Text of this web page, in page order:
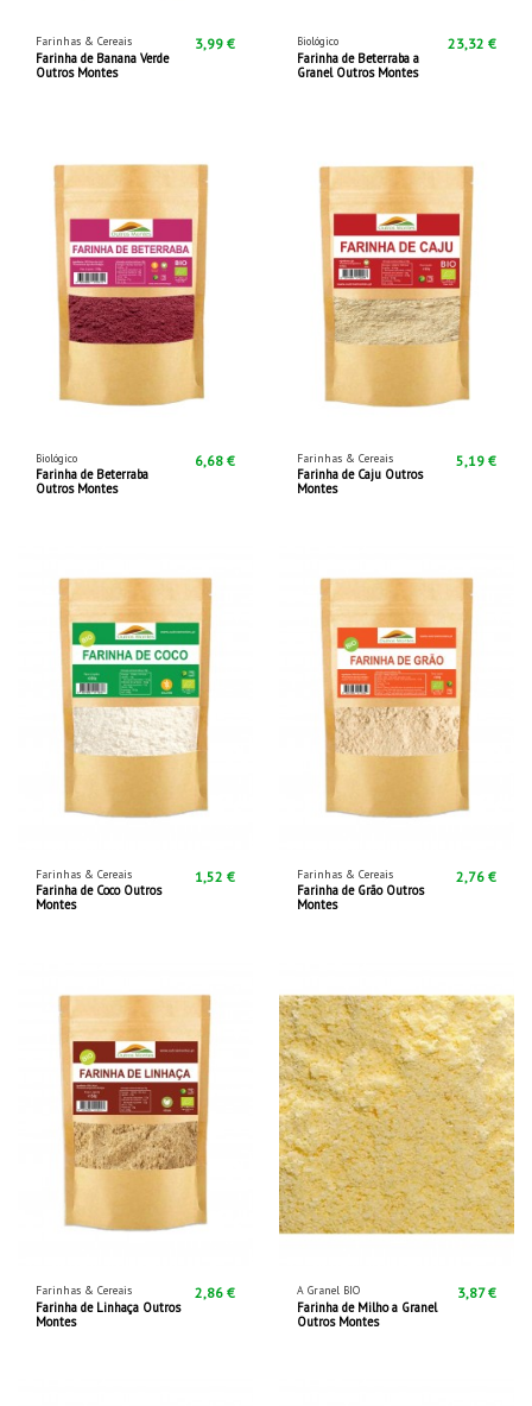
Farinhas & Cereais
Farinha de Banana Verde
Outros Montes
3,99 € Biológico
Farinha de Beterraba a
Granel Outros Montes
23,32 €
Biológico
Farinha de Beterraba
Outros Montes
6,68 € Farinhas & Cereais
Farinha de Caju Outros
Montes
5,19 €
Farinhas & Cereais
Farinha de Coco Outros
Montes
1,52 € Farinhas & Cereais
Farinha de Grão Outros
Montes
2,76 €
Farinhas & Cereais
Farinha de Linhaça Outros
Montes
2,86 € A Granel BIO
Farinha de Milho a Granel
Outros Montes
3,87 €